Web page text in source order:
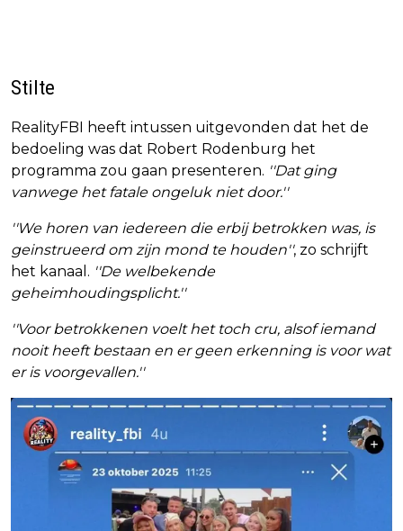
Stilte
RealityFBI heeft intussen uitgevonden dat het de
bedoeling was dat Robert Rodenburg het
programma zou gaan presenteren. ''Dat ging
vanwege het fatale ongeluk niet door.''
''We horen van iedereen die erbij betrokken was, is
geinstrueerd om zijn mond te houden'', zo schrijft
het kanaal. ''De welbekende
geheimhoudingsplicht.''
''Voor betrokkenen voelt het toch cru, alsof iemand
nooit heeft bestaan en er geen erkenning is voor wat
er is voorgevallen.''